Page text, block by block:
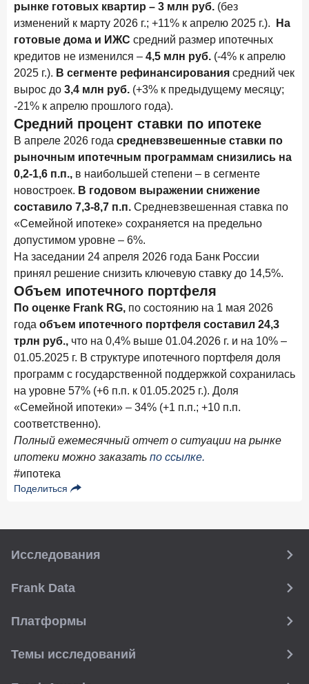
В борьбе за сбережения россиян банки учатся
понимать контекст
28 мая 2026 года ИССЛЕДОВАНИЕ
Доверие становится главным фактором на рынке
Private banking
25 мая 2026 года
Ипотека в России: итоги апреля 2026 года в цифрах
13 мая 2026 года ИССЛЕДОВАНИЕ
«Ни один зарубежный private банк не может
сравниться с российским»
По итогам апреля 2026 года объем выдач кредитов
составил 968 млрд руб.
29 апреля 2026 года ИССЛЕДОВАНИЕ
Конкуренция на рынке инвестиционно-страховых
продуктов усиливается
28 апреля 2026 года ИССЛЕДОВАНИЕ
Привязанность побеждает ставку? Как выбирают банк
для сбережений в 2026 году
27 апреля 2026 года ИССЛЕДОВАНИЕ
Банки скорректировали доходность вкладов после
снижения ключевой ставки до 14,5%
ИССЛЕДОВАНИЕ
Ипотека. Итоги работы крупнейших ипотечных банков
в марте 2026 года
Средний срок ипотечных кредитов в России
24,9 -0,74
год к году
Рынок подписок 2026: от гонки за объёмами к битве за
рынке готовых квартир – 3 млн руб. (без
изменений к марту 2026 г.; +11% к апрелю 2025 г.).
На
готовые дома и ИЖС средний размер ипотечных
кредитов не изменился – 4,5 млн руб. (-4% к апрелю
2025 г.). В сегменте рефинансирования средний чек
вырос до 3,4 млн руб. (+3% к предыдущему месяцу;
-21% к апрелю прошлого года).
Средний процент ставки по ипотеке
В апреле 2026 года средневзвешенные ставки по
рыночным ипотечным программам снизились на
0,2-1,6 п.п., в наибольшей степени – в сегменте
новостроек. В годовом выражении снижение
составило 7,3-8,7 п.п. Средневзвешенная ставка по
«Семейной ипотеке» сохраняется на предельно
допустимом уровне – 6%.
На заседании 24 апреля 2026 года Банк России
принял решение снизить ключевую ставку до 14,5%.
Объем ипотечного портфеля
По оценке Frank RG, по состоянию на 1 мая 2026
года объем ипотечного портфеля составил 24,3
трлн руб., что на 0,4% выше 01.04.2026 г. и на 10% –
01.05.2025 г. В структуре ипотечного портфеля доля
программ с государственной поддержкой сохранилась
на уровне 57% (+6 п.п. к 01.05.2025 г.). Доля
«Семейной ипотеки» – 34% (+1 п.п.; +10 п.п.
соответственно).
Полный ежемесячный отчет о ситуации на рынке
ипотеки можно заказать по ссылке.
#ипотека
Поделиться
Исследования
Frank Data
Платформы
Темы исследований